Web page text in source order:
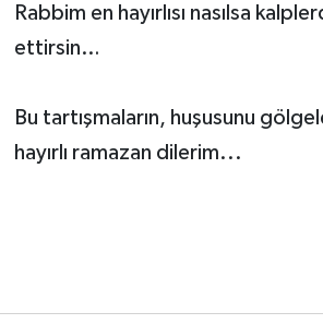
Rabbim en hayırlısı nasılsa
ettirsin…
Bu tartışmaların, huşusunu
hayırlı ramazan dilerim...